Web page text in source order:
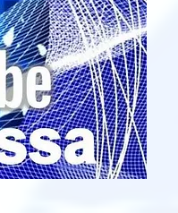
пассажирам закрыть
время сна или